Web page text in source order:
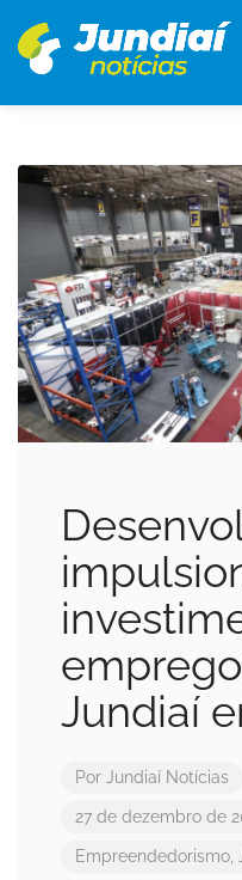
Jundiaí
Por Jundiaí Notícias
27 de dezembro de
Empreendedorismo,